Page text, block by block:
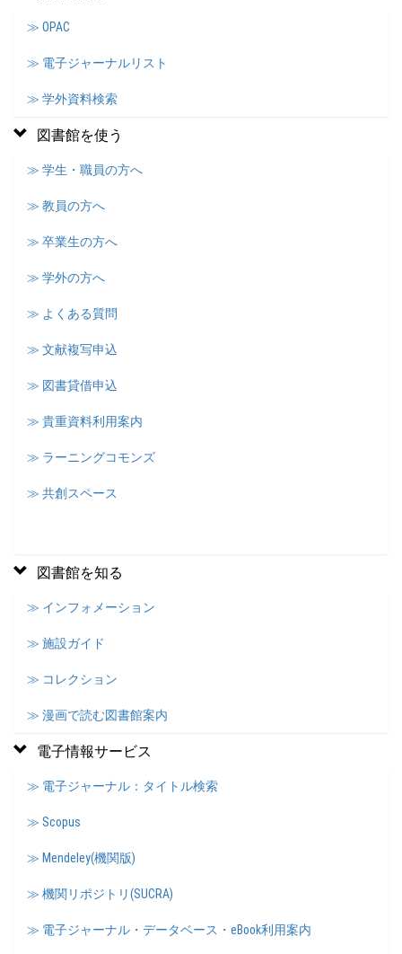
≫ OPAC
≫ 電子ジャーナルリスト
≫ 学外資料検索
図書館を使う
≫ 学生・職員の方へ
≫ 教員の方へ
≫ 卒業生の方へ
≫ 学外の方へ
≫ よくある質問
≫ 文献複写申込
≫ 図書貸借申込
≫ 貴重資料利用案内
≫ ラーニングコモンズ
≫ 共創スペース
図書館を知る
≫ インフォメーション
≫ 施設ガイド
≫ コレクション
≫ 漫画で読む図書館案内
電子情報サービス
≫ 電子ジャーナル：タイトル検索
≫ Scopus
≫ Mendeley(機関版)
≫ 機関リポジトリ(SUCRA)
≫ 電子ジャーナル・データベース・eBook利用案内